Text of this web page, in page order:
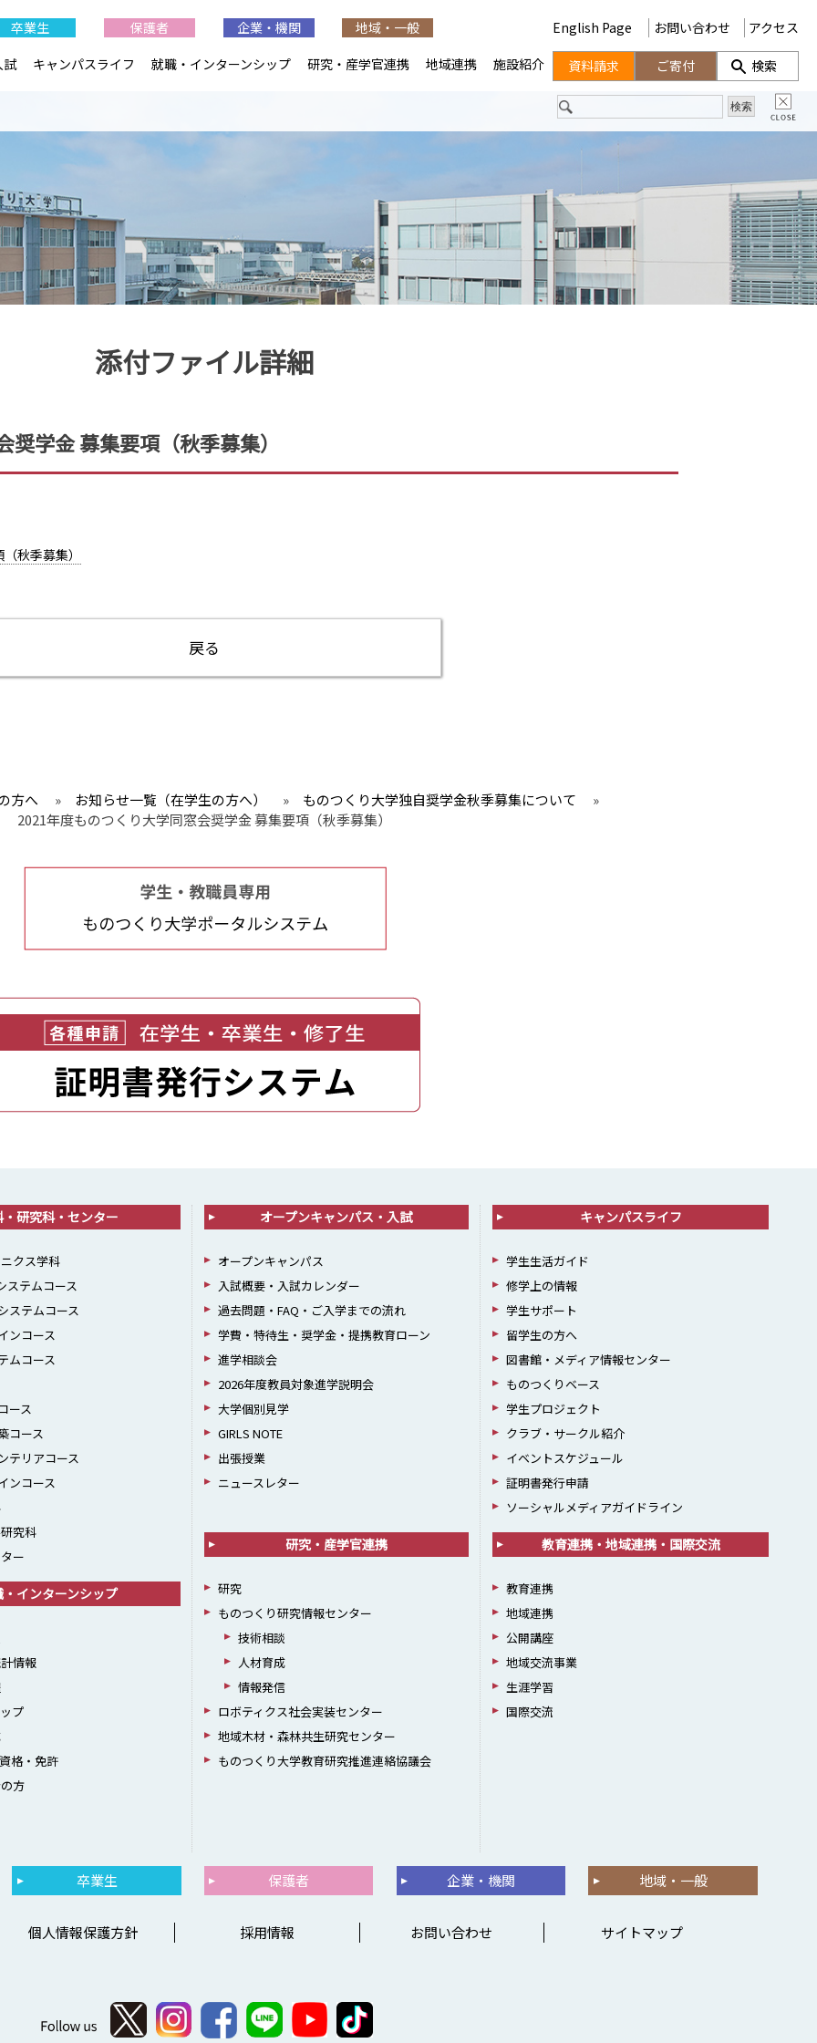
添付ファイル詳細
学金 募集要項（秋季募集）
秋季募集）
戻る
卒業生 保護者 企業・機関
地域・一般
試 キャンパスライフ 就職・インターンシップ 研究・産学官連携 地域連携 施設紹介
English Page お問い合わせ アクセス
資料請求 ご寄付 検索
方へ » お知らせ一覧（在学生の方へ） » ものつくり大学独自奨学金秋季募集について
»
2021年度ものつくり大学同窓会奨学金 募集要項（秋季募集）
・研究科・センター
クス学科
ステムコース
ステムコース
ンコース
ムコース
ース
コース
テリアコース
ンコース
究科
ー
・インターンシップ
情報
プ
格・免許
方
オープンキャンパス・入試
オープンキャンパス
入試概要・入試カレンダー
過去問題・FAQ・ご入学までの流れ
学費・特待生・奨学金・提携教育ローン
進学相談会
2026年度教員対象進学説明会
大学個別見学
GIRLS NOTE
出張授業
ニュースレター
研究・産学官連携
研究
ものつくり研究情報センター
技術相談
人材育成
情報発信
ロボティクス社会実装センター
地域木材・森林共生研究センター
ものつくり大学教育研究推進連絡協議会
キャンパスライフ
学生生活ガイド
修学上の情報
学生サポート
留学生の方へ
図書館・メディア情報センター
ものつくりベース
学生プロジェクト
クラブ・サークル紹介
イベントスケジュール
証明書発行申請
ソーシャルメディアガイドライン
教育連携・地域連携・国際交流
教育連携
地域連携
公開講座
地域交流事業
生涯学習
国際交流
卒業生 保護者 企業・機関 地域・一般
個人情報保護方針 採用情報 お問い合わせ サイトマップ